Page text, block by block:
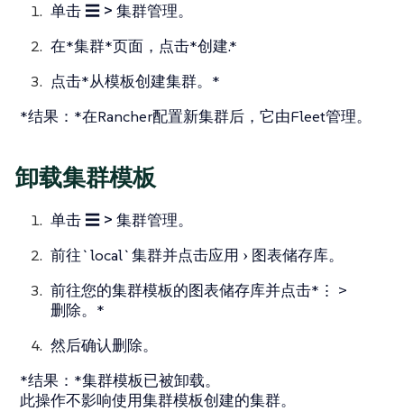
单击 ☰ > 集群管理。
在*集群*页面，点击*创建.*
点击*从模板创建集群。*
*结果：*在Rancher配置新集群后，它由Fleet管理。
卸载集群模板
单击 ☰ > 集群管理。
前往`local`集群并点击应用
图表储存库。
前往您的集群模板的图表储存库并点击*⋮ >
删除。*
然后确认删除。
*结果：*集群模板已被卸载。
此操作不影响使用集群模板创建的集群。